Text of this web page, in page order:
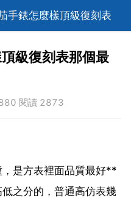
手錶怎麼樣頂級復刻表
級復刻表那個最
閱讀 2873
是方表裡面品質最好**
之分的，普通高仿表幾